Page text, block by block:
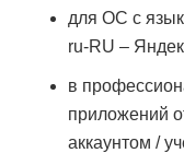
для ОС с
ru-RU –
в
приложений
аккаунтом /